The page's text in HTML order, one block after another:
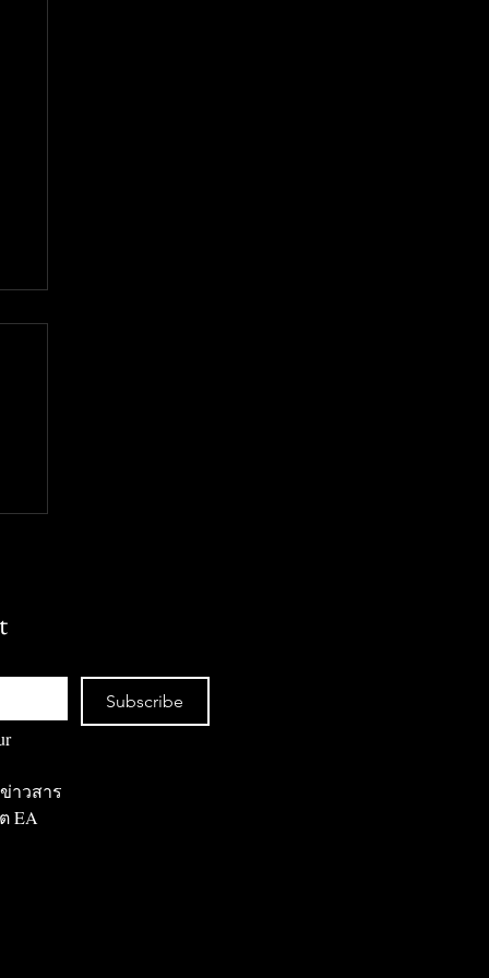
Subscribe
าวสาร
EA